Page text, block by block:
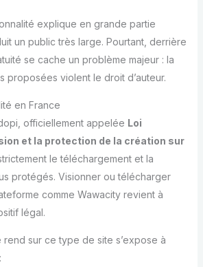
explique en grande partie
un public très large. Pourtant, derrière
se cache un problème majeur : la
violent le droit d’auteur.
en France
officiellement appelée Loi
et la protection de la création sur
le téléchargement et la
protégés. Visionner ou télécharger
comme Wawacity revient à
légal.
rend sur ce type de site s’expose à